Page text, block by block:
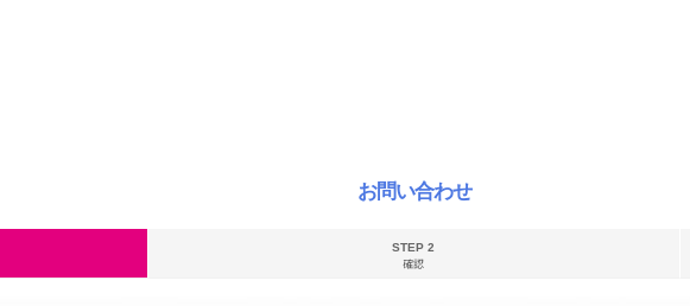
お問い合わせ
STEP 2
確認